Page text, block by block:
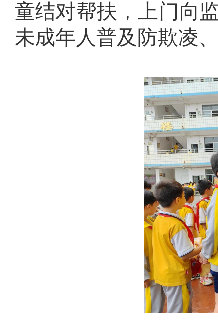
童结对帮扶，上门向
未成年人普及防欺凌